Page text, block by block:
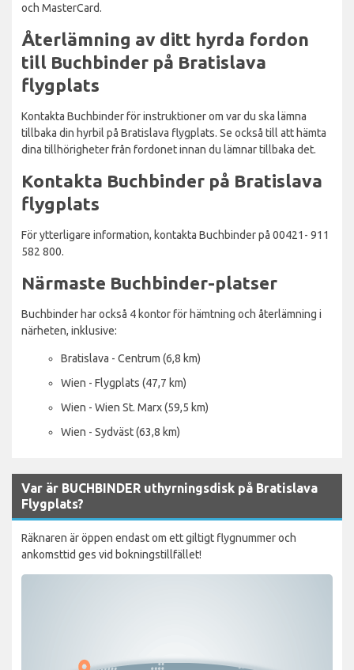
och MasterCard.
Återlämning av ditt hyrda fordon
till Buchbinder på Bratislava
flygplats
Kontakta Buchbinder för instruktioner om var du ska lämna
tillbaka din hyrbil på Bratislava flygplats. Se också till att hämta
dina tillhörigheter från fordonet innan du lämnar tillbaka det.
Kontakta Buchbinder på Bratislava
flygplats
För ytterligare information, kontakta Buchbinder på 00421- 911
582 800.
Närmaste Buchbinder-platser
Buchbinder har också 4 kontor för hämtning och återlämning i
närheten, inklusive:
Bratislava - Centrum (6,8 km)
Wien - Flygplats (47,7 km)
Wien - Wien St. Marx (59,5 km)
Wien - Sydväst (63,8 km)
Var är BUCHBINDER uthyrningsdisk på Bratislava
Flygplats?
Räknaren är öppen endast om ett giltigt flygnummer och
ankomsttid ges vid bokningstillfället!